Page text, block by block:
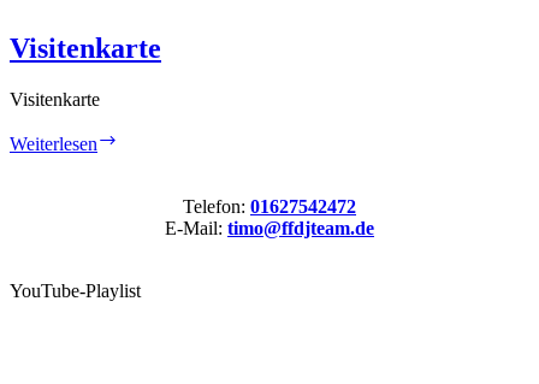
Visitenkarte
Visitenkarte
Weiterlesen
Telefon: 01627542472
E-Mail: timo@ffdjteam.de
YouTube-Playlist